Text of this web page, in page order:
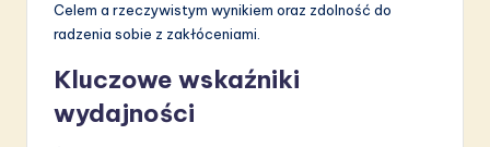
Celem a rzeczywistym wynikiem oraz zdolność do
radzenia sobie z zakłóceniami.
Kluczowe wskaźniki
wydajności